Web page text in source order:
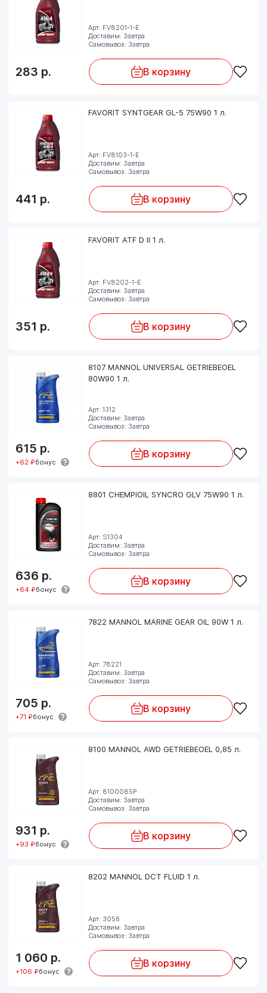
Арт: FV8201-1-E
Доставим: Завтра
Самовывоз: Завтра
283 р. В корзину
FAVORIT SYNTGEAR GL-5 75W90 1 л.
Арт: FV8103-1-E
Доставим: Завтра
Самовывоз: Завтра
441 р. В корзину
FAVORIT ATF D II 1 л.
Арт: FV8202-1-E
Доставим: Завтра
Самовывоз: Завтра
351 р. В корзину
8107 MANNOL UNIVERSAL GETRIEBEOEL
80W90 1 л.
Арт: 1312
Доставим: Завтра
Самовывоз: Завтра
615 р.
+62 ₽бонус
В корзину
8801 CHEMPIOIL SYNCRO GLV 75W90 1 л.
Арт: S1304
Доставим: Завтра
Самовывоз: Завтра
636 р.
+64 ₽бонус
В корзину
7822 MANNOL MARINE GEAR OIL 90W 1 л.
Арт: 78221
Доставим: Завтра
Самовывоз: Завтра
705 р.
+71 ₽бонус
В корзину
8100 MANNOL AWD GETRIEBEOEL 0,85 л.
Арт: 8100085P
Доставим: Завтра
Самовывоз: Завтра
931 р.
+93 ₽бонус
В корзину
8202 MANNOL DCT FLUID 1 л.
Арт: 3056
Доставим: Завтра
Самовывоз: Завтра
1 060 р.
+106 ₽бонус
В корзину